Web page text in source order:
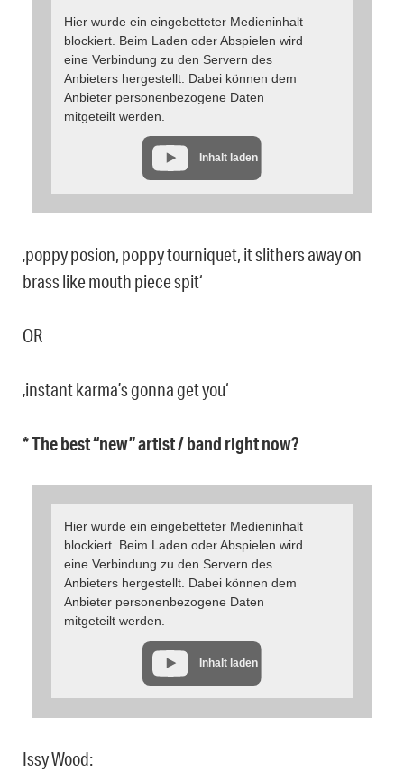
Hier wurde ein eingebetteter Medieninhalt
blockiert. Beim Laden oder Abspielen wird
eine Verbindung zu den Servern des
Anbieters hergestellt. Dabei können dem
Anbieter personenbezogene Daten
mitgeteilt werden.
Inhalt laden
‚poppy posion, poppy tourniquet, it slithers away on
brass like mouth piece spit‘
OR
‚instant karma’s gonna get you‘
* The best “new” artist / band right now?
Hier wurde ein eingebetteter Medieninhalt
blockiert. Beim Laden oder Abspielen wird
eine Verbindung zu den Servern des
Anbieters hergestellt. Dabei können dem
Anbieter personenbezogene Daten
mitgeteilt werden.
Inhalt laden
Issy Wood: